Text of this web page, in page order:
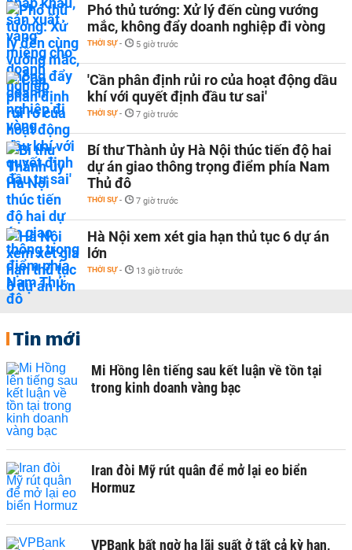
Phó thủ tướng: Xử lý đến cùng vướng
mắc, không đẩy doanh nghiệp đi vòng
THỜI SỰ - 5 giờ trước
'Cần phân định rủi ro của hoạt động dầu
khí với quyết định đầu tư sai'
THỜI SỰ - 7 giờ trước
Bí thư Thành ủy Hà Nội thúc tiến độ hai
dự án giao thông trọng điểm phía Nam
Thủ đô
THỜI SỰ - 7 giờ trước
Hà Nội xem xét gia hạn thủ tục 6 dự án
lớn
THỜI SỰ - 13 giờ trước
Tin mới
Mi Hồng lên tiếng sau kết luận về tồn tại
trong kinh doanh vàng bạc
Iran đòi Mỹ rút quân để mở lại eo biển
Hormuz
VPBank bất ngờ hạ lãi suất ở tất cả kỳ hạn,